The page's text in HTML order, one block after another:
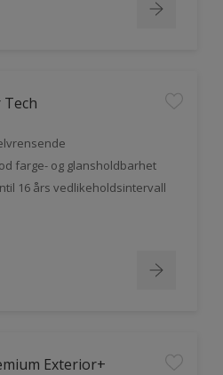
farge- og glansholdbarhet
16 års vedlikeholdsintervall
Exterior+